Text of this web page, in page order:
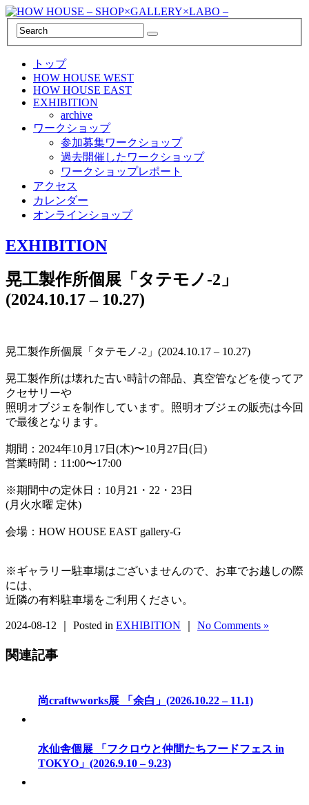
トップ
HOW HOUSE WEST
HOW HOUSE EAST
EXHIBITION
archive
ワークショップ
参加募集ワークショップ
過去開催したワークショップ
ワークショップレポート
アクセス
カレンダー
オンラインショップ
EXHIBITION
晃工製作所個展「タテモノ-2」
(2024.10.17 – 10.27)
晃工製作所個展「タテモノ-2」(2024.10.17 – 10.27)
晃工製作所は壊れた古い時計の部品、真空管などを使ってア
クセサリーや
照明オブジェを制作しています。照明オブジェの販売は今回
で最後となります。
期間：2024年10月17日(木)〜10月27日(日)
営業時間：11:00〜17:00
※期間中の定休日：10月21・22・23日
(月火水曜 定休)
会場：HOW HOUSE EAST gallery-G
※ギャラリー駐車場はございませんので、お車でお越しの際
には、
近隣の有料駐車場をご利用ください。
2024-08-12 ｜ Posted in EXHIBITION No Comments »
関連記事
尚craftwworks展 「余白」(2026.10.22 – 11.1)
水仙舎個展 「フクロウと仲間たちフードフェス in
TOKYO」(2026.9.10 – 9.23)